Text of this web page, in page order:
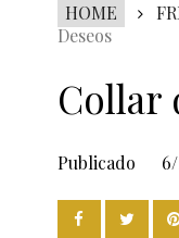
HOME
Deseos
Collar
Publicado